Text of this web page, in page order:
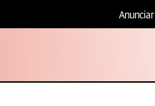
Anunciar